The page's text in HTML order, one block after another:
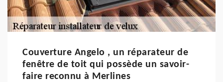
Couverture Angelo , un réparateur de
fenêtre de toit qui possède un savoir-
faire reconnu à Merlines